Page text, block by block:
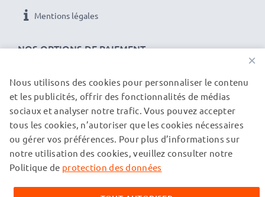
NOS OPTIONS DE PAIEMENT
Mentions légales
NOS PARTENAIRES DE LIVRAISON
© subtel.ch 2026
Tous les prix incluent la TVA et excluent les frais de port.
Veuillez noter que toutes les marques citées sont des
mentionnées sur nos pages web uniquement pour fournir des
×
Nous utilisons des cookies pour personnaliser le contenu
et les publicités, offrir des fonctionnalités de médias
sociaux et analyser notre trafic. Vous pouvez accepter
tous les cookies, n’autoriser que les cookies nécessaires
ou gérer vos préférences. Pour plus d’informations sur
notre utilisation des cookies, veuillez consulter notre
Politique de protection des données